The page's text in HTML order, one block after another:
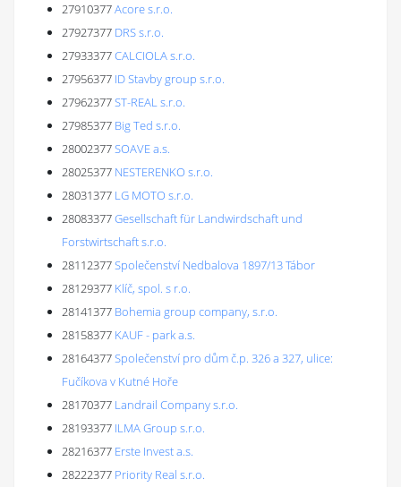
27910377Acore s.r.o.
27927377 DRS s.r.o.
27933377CALCIOLA s.r.o.
27956377 ID Stavby group s.r.o.
27962377ST-REAL s.r.o.
27985377 Big Ted s.r.o.
28002377SOAVE a.s.
28025377 NESTERENKO s.r.o.
28031377 LG MOTO s.r.o.
28083377Gesellschaft für Landwirdschaft und
Forstwirtschaft s.r.o.
28112377Společenství Nedbalova 1897/13 Tábor
28129377 Klíč, spol. s r.o.
28141377 Bohemia group company, s.r.o.
28158377 KAUF - park a.s.
28164377Společenství pro dům č.p. 326 a 327, ulice:
Fučíkova v Kutné Hoře
28170377 Landrail Company s.r.o.
28193377 ILMA Group s.r.o.
28216377 Erste Invest a.s.
28222377 Priority Real s.r.o.